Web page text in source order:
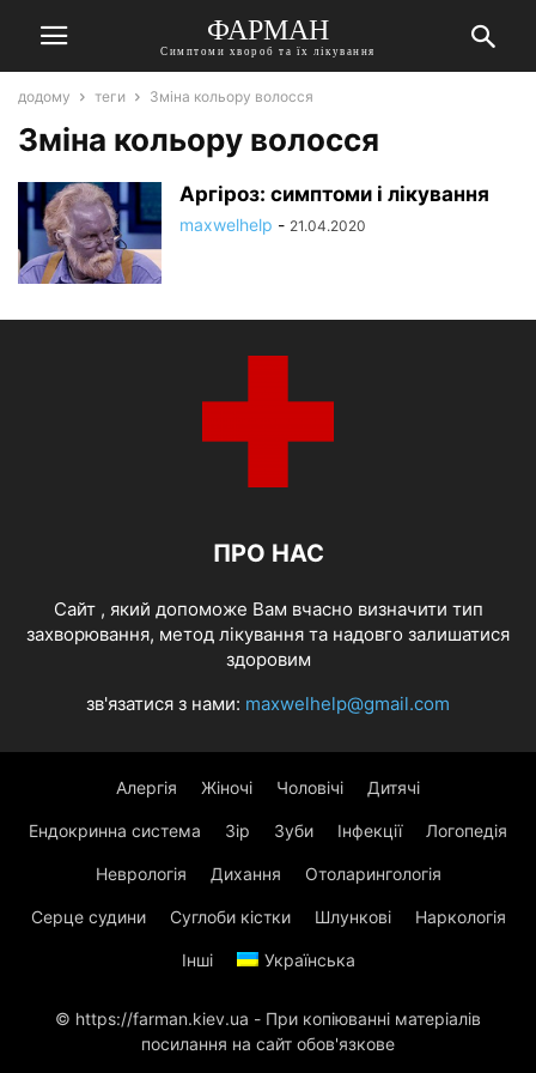
ФАРМАН
Симптоми хвороб та їх лікування
додому теги Зміна кольору волосся
Зміна кольору волосся
Аргіроз: симптоми і лікування
maxwelhelp - 21.04.2020
ПРО НАС
Cайт , який допоможе Вам вчасно визначити тип
захворювання, метод лікування та надовго залишатися
здоровим
зв'язатися з нами: maxwelhelp@gmail.com
Алергія Жіночі Чоловічі Дитячі
Ендокринна система Зір Зуби Інфекції Логопедія
Неврологія Дихання Отоларингологія
Серце судини Суглоби кістки Шлункові Наркологія
Інші Українська
© https://farman.kiev.ua - При копіюванні матеріалів
посилання на сайт обов'язкове